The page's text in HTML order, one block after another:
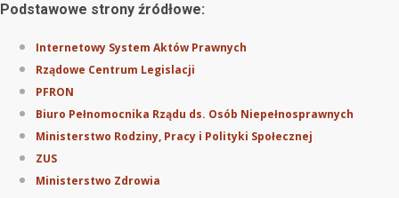
Podstawowe strony źródłowe:
Internetowy System Aktów Prawnych
Rządowe Centrum Legislacji
PFRON
Biuro Pełnomocnika Rządu ds. Osób Niepełnosprawnych
Ministerstwo Rodziny, Pracy i Polityki Społecznej
ZUS
Ministerstwo Zdrowia